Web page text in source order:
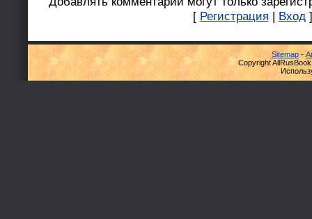
[ Регистрация | Вход ]
Sitemap-
Copyright